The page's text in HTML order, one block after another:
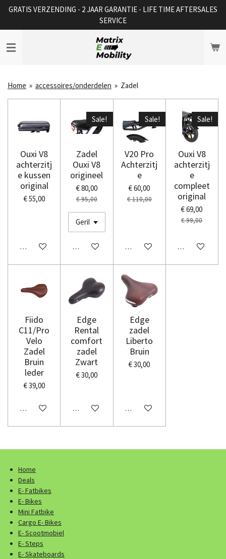
Ga
naar
de
hoofdinhoud
GRATIS VERZENDING - 2 JAAR GARANTIE - LIFE TIME AFTERSALES
SERVICE
Home » accessoires/onderdelen » Zadel
Ouxi V8
achterzitj
e kussen
original
€ 55,00
In winkelwagen
Sale!
Zadel
Ouxi V8
origineel
€ 80,00
€ 95,00
In winkelwagen
Sale!
V20 Pro
Achterzitj
e
€ 60,00
€ 110,00
In winkelwagen
Sale!
Ouxi V8
achterzitj
e
compleet
original
€ 69,00
€ 99,00
In winkelwagen
Fiido
C11/Pro
Velo
Zadel
Bruin
leder
€ 39,00
In winkelwagen
Edge
Rental
comfort
zadel
Zwart
€ 30,00
In winkelwagen
Edge
zadel
Liberto
Bruin
€ 30,00
In winkelwagen
Home
Deals
E- Fatbikes
E- Bikes
Mini Fatbike
Cargo E- Bikes
E- Scootmobiel
E- Steps
E- Skateboards